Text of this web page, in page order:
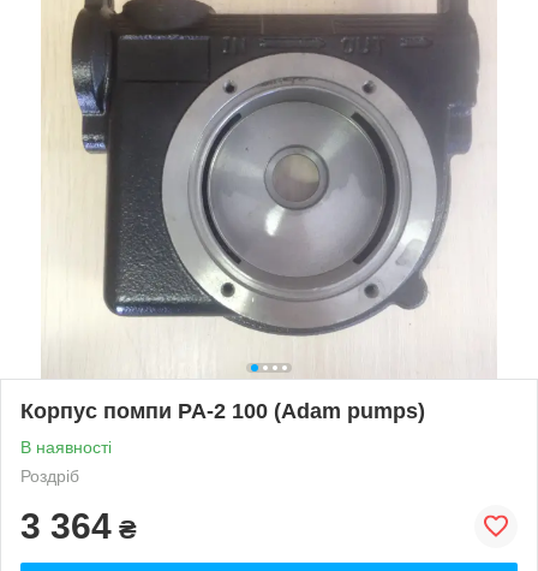
Корпус помпи PA-2 100 (Adam pumps)
В наявності
Роздріб
3 364 ₴